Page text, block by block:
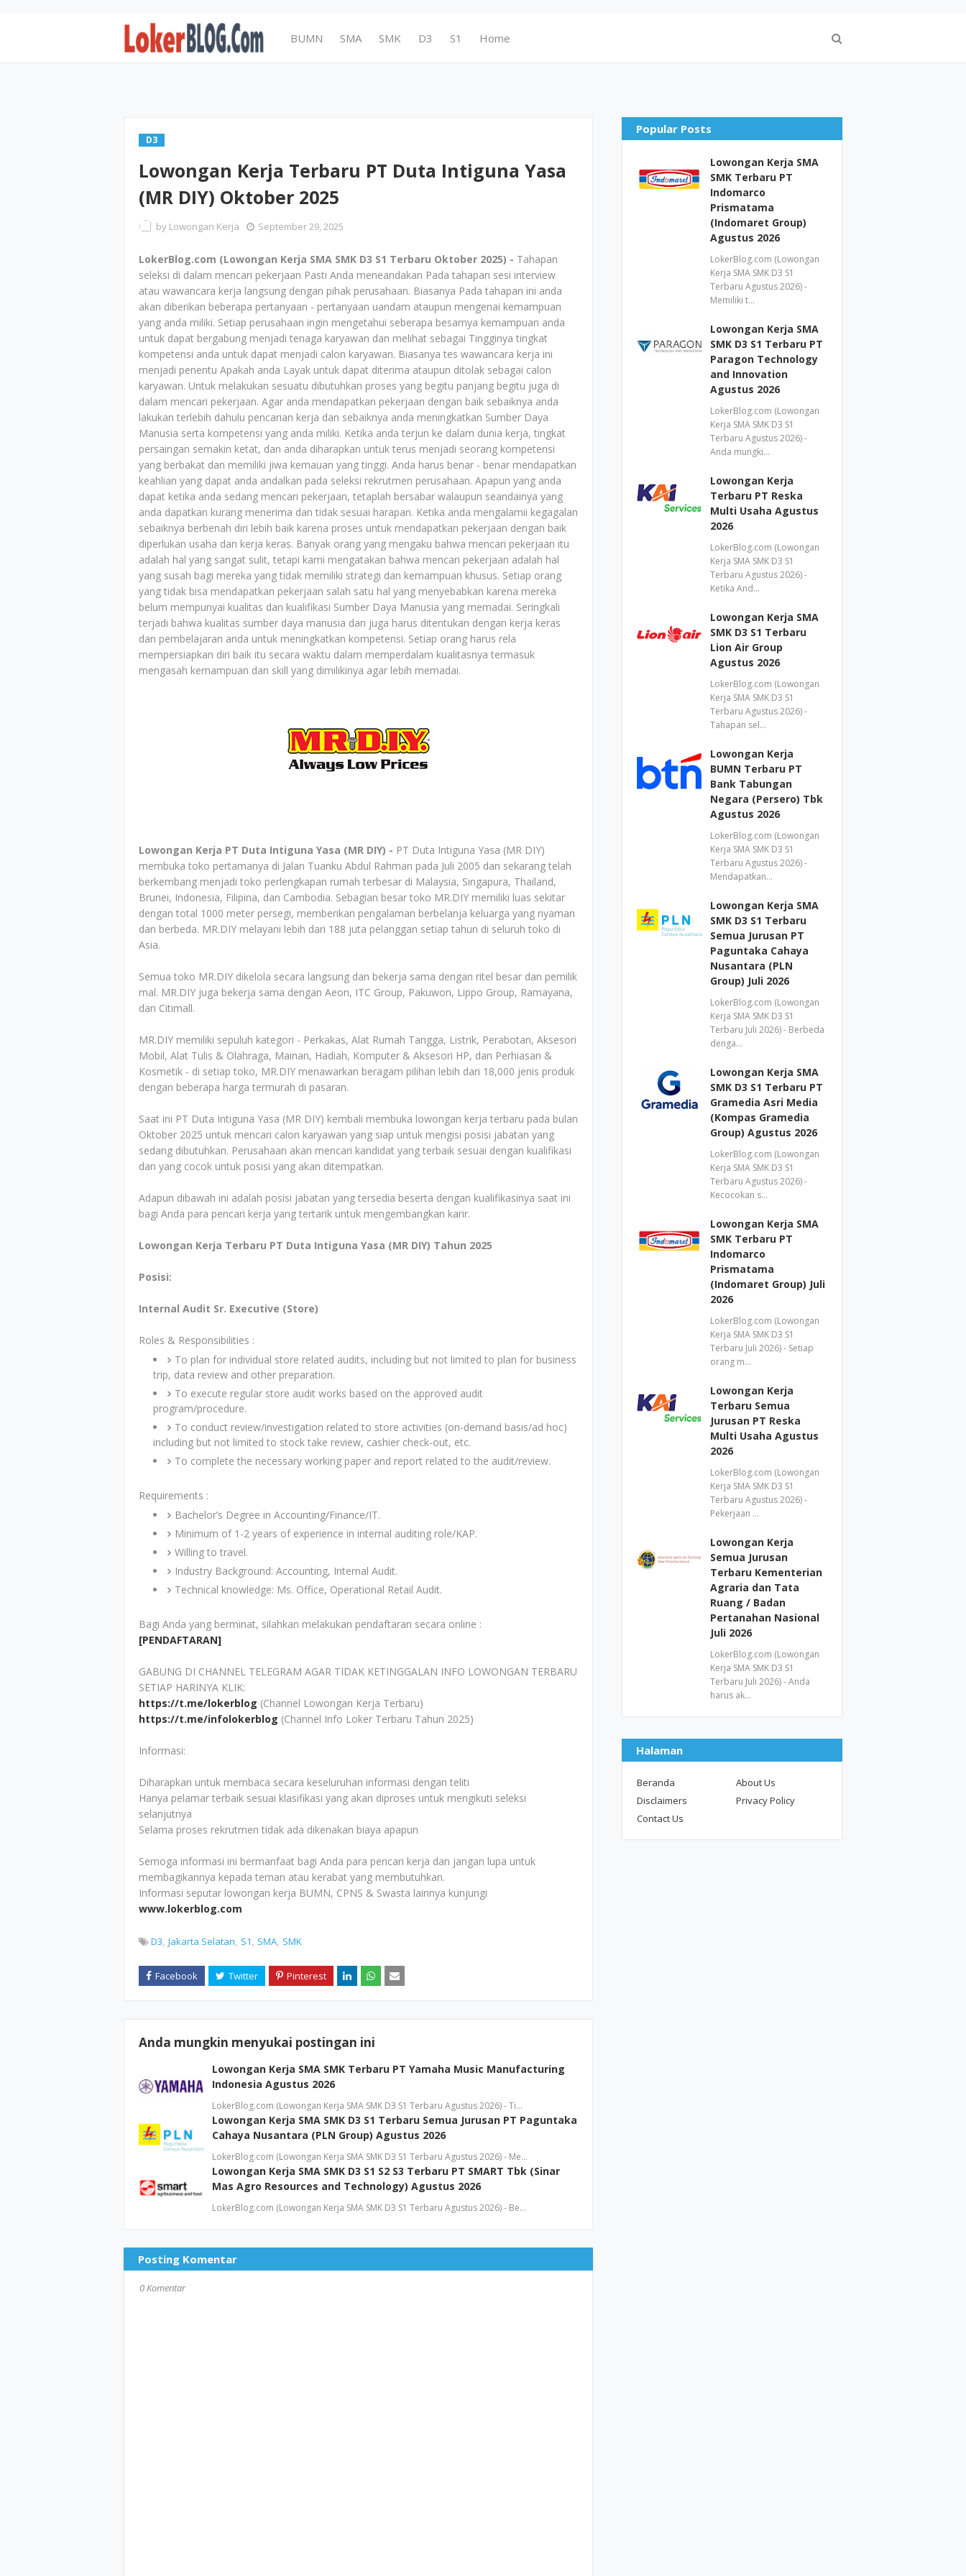
BUMN SMA SMK D3 S1 Home
D3
Lowongan Kerja Terbaru PT Duta Intiguna Yasa
(MR DIY) Oktober 2025
by Lowongan Kerja September 29, 2025
LokerBlog.com (Lowongan Kerja SMA SMK D3 S1 Terbaru Oktober 2025) - Tahapan
seleksi di dalam mencari pekerjaan Pasti Anda meneandakan Pada tahapan sesi interview
atau wawancara kerja langsung dengan pihak perusahaan. Biasanya Pada tahapan ini anda
akan diberikan beberapa pertanyaan - pertanyaan uandam ataupun mengenai kemampuan
yang anda miliki. Setiap perusahaan ingin mengetahui seberapa besarnya kemampuan anda
untuk dapat bergabung menjadi tenaga karyawan dan melihat sebagai Tingginya tingkat
kompetensi anda untuk dapat menjadi calon karyawan. Biasanya tes wawancara kerja ini
menjadi penentu Apakah anda Layak untuk dapat diterima ataupun ditolak sebagai calon
karyawan. Untuk melakukan sesuatu dibutuhkan proses yang begitu panjang begitu juga di
dalam mencari pekerjaan. Agar anda mendapatkan pekerjaan dengan baik sebaiknya anda
lakukan terlebih dahulu pencarian kerja dan sebaiknya anda meningkatkan Sumber Daya
Manusia serta kompetensi yang anda miliki. Ketika anda terjun ke dalam dunia kerja, tingkat
persaingan semakin ketat, dan anda diharapkan untuk terus menjadi seorang kompetensi
yang berbakat dan memiliki jiwa kemauan yang tinggi. Anda harus benar - benar mendapatkan
keahlian yang dapat anda andalkan pada seleksi rekrutmen perusahaan. Apapun yang anda
dapat ketika anda sedang mencari pekerjaan, tetaplah bersabar walaupun seandainya yang
anda dapatkan kurang menerima dan tidak sesuai harapan. Ketika anda mengalamii kegagalan
sebaiknya berbenah diri lebih baik karena proses untuk mendapatkan pekerjaan dengan baik
diperlukan usaha dan kerja keras. Banyak orang yang mengaku bahwa mencari pekerjaan itu
adalah hal yang sangat sulit, tetapi kami mengatakan bahwa mencari pekerjaan adalah hal
yang susah bagi mereka yang tidak memiliki strategi dan kemampuan khusus. Setiap orang
yang tidak bisa mendapatkan pekerjaan salah satu hal yang menyebabkan karena mereka
belum mempunyai kualitas dan kualifikasi Sumber Daya Manusia yang memadai. Seringkali
terjadi bahwa kualitas sumber daya manusia dan juga harus ditentukan dengan kerja keras
dan pembelajaran anda untuk meningkatkan kompetensi. Setiap orang harus rela
mempersiapkan diri baik itu secara waktu dalam memperdalam kualitasnya termasuk
mengasah kemampuan dan skill yang dimilikinya agar lebih memadai.
Lowongan Kerja PT Duta Intiguna Yasa (MR DIY) - PT Duta Intiguna Yasa (MR DIY)
membuka toko pertamanya di Jalan Tuanku Abdul Rahman pada Juli 2005 dan sekarang telah
berkembang menjadi toko perlengkapan rumah terbesar di Malaysia, Singapura, Thailand,
Brunei, Indonesia, Filipina, dan Cambodia. Sebagian besar toko MR.DIY memiliki luas sekitar
dengan total 1000 meter persegi, memberikan pengalaman berbelanja keluarga yang nyaman
dan berbeda. MR.DIY melayani lebih dari 188 juta pelanggan setiap tahun di seluruh toko di
Asia.
Semua toko MR.DIY dikelola secara langsung dan bekerja sama dengan ritel besar dan pemilik
mal. MR.DIY juga bekerja sama dengan Aeon, ITC Group, Pakuwon, Lippo Group, Ramayana,
dan Citimall.
MR.DIY memiliki sepuluh kategori - Perkakas, Alat Rumah Tangga, Listrik, Perabotan, Aksesori
Mobil, Alat Tulis & Olahraga, Mainan, Hadiah, Komputer & Aksesori HP, dan Perhiasan &
Kosmetik - di setiap toko, MR.DIY menawarkan beragam pilihan lebih dari 18,000 jenis produk
dengan beberapa harga termurah di pasaran.
Saat ini PT Duta Intiguna Yasa (MR DIY) kembali membuka lowongan kerja terbaru pada bulan
Oktober 2025 untuk mencari calon karyawan yang siap untuk mengisi posisi jabatan yang
sedang dibutuhkan. Perusahaan akan mencari kandidat yang terbaik sesuai dengan kualifikasi
dan yang cocok untuk posisi yang akan ditempatkan.
Adapun dibawah ini adalah posisi jabatan yang tersedia beserta dengan kualifikasinya saat ini
bagi Anda para pencari kerja yang tertarik untuk mengembangkan karir.
Lowongan Kerja Terbaru PT Duta Intiguna Yasa (MR DIY) Tahun 2025
Posisi:
Internal Audit Sr. Executive (Store)
Roles & Responsibilities :
To plan for individual store related audits, including but not limited to plan for business
trip, data review and other preparation.
To execute regular store audit works based on the approved audit
program/procedure.
To conduct review/investigation related to store activities (on-demand basis/ad hoc)
including but not limited to stock take review, cashier check-out, etc.
To complete the necessary working paper and report related to the audit/review.
Requirements :
Bachelor’s Degree in Accounting/Finance/IT.
Minimum of 1-2 years of experience in internal auditing role/KAP.
Willing to travel.
Industry Background: Accounting, Internal Audit.
Technical knowledge: Ms. Office, Operational Retail Audit.
Bagi Anda yang berminat, silahkan melakukan pendaftaran secara online :
[PENDAFTARAN]
GABUNG DI CHANNEL TELEGRAM AGAR TIDAK KETINGGALAN INFO LOWONGAN TERBARU
SETIAP HARINYA KLIK:
https://t.me/lokerblog (Channel Lowongan Kerja Terbaru)
https://t.me/infolokerblog (Channel Info Loker Terbaru Tahun 2025)
Informasi:
Diharapkan untuk membaca secara keseluruhan informasi dengan teliti
Hanya pelamar terbaik sesuai klasifikasi yang akan diproses untuk mengikuti seleksi
selanjutnya
Selama proses rekrutmen tidak ada dikenakan biaya apapun
Semoga informasi ini bermanfaat bagi Anda para pencari kerja dan jangan lupa untuk
membagikannya kepada teman atau kerabat yang membutuhkan.
Informasi seputar lowongan kerja BUMN, CPNS & Swasta lainnya kunjungi
www.lokerblog.com
D3 Jakarta Selatan S1 SMA SMK
Anda mungkin menyukai postingan ini
Lowongan Kerja SMA SMK Terbaru PT Yamaha Music Manufacturing
Indonesia Agustus 2026
LokerBlog.com (Lowongan Kerja SMA SMK D3 S1 Terbaru Agustus 2026) - Ti…
Lowongan Kerja SMA SMK D3 S1 Terbaru Semua Jurusan PT Paguntaka
Cahaya Nusantara (PLN Group) Agustus 2026
LokerBlog.com (Lowongan Kerja SMA SMK D3 S1 Terbaru Agustus 2026) - Me…
Lowongan Kerja SMA SMK D3 S1 S2 S3 Terbaru PT SMART Tbk (Sinar
Mas Agro Resources and Technology) Agustus 2026
LokerBlog.com (Lowongan Kerja SMA SMK D3 S1 Terbaru Agustus 2026) - Be…
Posting Komentar
0 Komentar
Popular Posts
Lowongan Kerja SMA
SMK Terbaru PT
Indomarco
Prismatama
(Indomaret Group)
Agustus 2026
LokerBlog.com (Lowongan
Kerja SMA SMK D3 S1
Terbaru Agustus 2026) -
Memiliki t…
Lowongan Kerja SMA
SMK D3 S1 Terbaru PT
Paragon Technology
and Innovation
Agustus 2026
LokerBlog.com (Lowongan
Kerja SMA SMK D3 S1
Terbaru Agustus 2026) -
Anda mungki…
Lowongan Kerja
Terbaru PT Reska
Multi Usaha Agustus
2026
LokerBlog.com (Lowongan
Kerja SMA SMK D3 S1
Terbaru Agustus 2026) -
Ketika And…
Lowongan Kerja SMA
SMK D3 S1 Terbaru
Lion Air Group
Agustus 2026
LokerBlog.com (Lowongan
Kerja SMA SMK D3 S1
Terbaru Agustus 2026) -
Tahapan sel…
Lowongan Kerja
BUMN Terbaru PT
Bank Tabungan
Negara (Persero) Tbk
Agustus 2026
LokerBlog.com (Lowongan
Kerja SMA SMK D3 S1
Terbaru Agustus 2026) -
Mendapatkan…
Lowongan Kerja SMA
SMK D3 S1 Terbaru
Semua Jurusan PT
Paguntaka Cahaya
Nusantara (PLN
Group) Juli 2026
LokerBlog.com (Lowongan
Kerja SMA SMK D3 S1
Terbaru Juli 2026) - Berbeda
denga…
Lowongan Kerja SMA
SMK D3 S1 Terbaru PT
Gramedia Asri Media
(Kompas Gramedia
Group) Agustus 2026
LokerBlog.com (Lowongan
Kerja SMA SMK D3 S1
Terbaru Agustus 2026) -
Kecocokan s…
Lowongan Kerja SMA
SMK Terbaru PT
Indomarco
Prismatama
(Indomaret Group) Juli
2026
LokerBlog.com (Lowongan
Kerja SMA SMK D3 S1
Terbaru Juli 2026) - Setiap
orang m…
Lowongan Kerja
Terbaru Semua
Jurusan PT Reska
Multi Usaha Agustus
2026
LokerBlog.com (Lowongan
Kerja SMA SMK D3 S1
Terbaru Agustus 2026) -
Pekerjaan …
Lowongan Kerja
Semua Jurusan
Terbaru Kementerian
Agraria dan Tata
Ruang / Badan
Pertanahan Nasional
Juli 2026
LokerBlog.com (Lowongan
Kerja SMA SMK D3 S1
Terbaru Juli 2026) - Anda
harus ak…
Halaman
Beranda
About Us
Disclaimers
Privacy Policy
Contact Us